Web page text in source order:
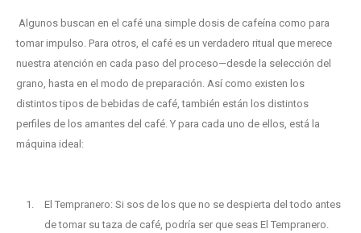
Algunos buscan en el café una simple dosis de cafeína como para
tomar impulso. Para otros, el café es un verdadero ritual que merece
nuestra atención en cada paso del proceso—desde la selección del
grano, hasta en el modo de preparación. Así como existen los
distintos tipos de bebidas de café, también están los distintos
perfiles de los amantes del café. Y para cada uno de ellos, está la
máquina ideal:
El Tempranero: Si sos de los que no se despierta del todo antes
de tomar su taza de café, podría ser que seas El Tempranero.